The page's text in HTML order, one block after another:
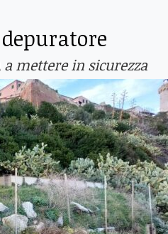
a mettere in sicurezza